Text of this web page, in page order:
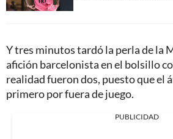
Y tres minutos tardó la perla de la
afición barcelonista en el bolsillo
realidad fueron dos, puesto que el
primero por fuera de juego.
PUBLICIDAD